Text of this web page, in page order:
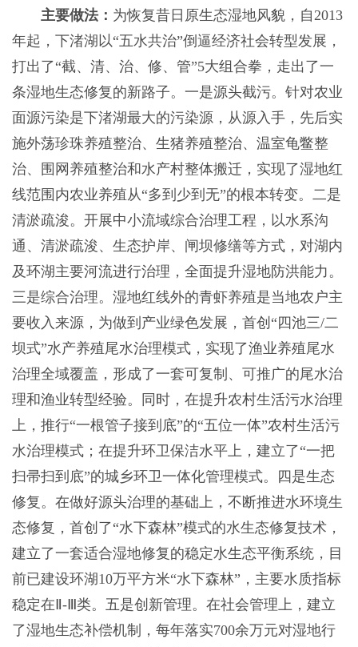
主要做法： 为恢复昔日原生态湿地风貌，自2013
年起，下渚湖以“五水共治”倒逼经济社会转型发展，
打出了“截、清、治、修、管”5大组合拳，走出了一
条湿地生态修复的新路子。一是源头截污。针对农业
面源污染是下渚湖最大的污染源，从源入手，先后实
施外荡珍珠养殖整治、生猪养殖整治、温室龟鳖整
治、围网养殖整治和水产村整体搬迁，实现了湿地红
线范围内农业养殖从“多到少到无”的根本转变。二是
清淤疏浚。开展中小流域综合治理工程，以水系沟
通、清淤疏浚、生态护岸、闸坝修缮等方式，对湖内
及环湖主要河流进行治理，全面提升湿地防洪能力。
三是综合治理。湿地红线外的青虾养殖是当地农户主
要收入来源，为做到产业绿色发展，首创“四池三/二
坝式”水产养殖尾水治理模式，实现了渔业养殖尾水
治理全域覆盖，形成了一套可复制、可推广的尾水治
理和渔业转型经验。同时，在提升农村生活污水治理
上，推行“一根管子接到底”的“五位一体”农村生活污
水治理模式；在提升环卫保洁水平上，建立了“一把
扫帚扫到底”的城乡环卫一体化管理模式。四是生态
修复。在做好源头治理的基础上，不断推进水环境生
态修复，首创了“水下森林”模式的水生态修复技术，
建立了一套适合湿地修复的稳定水生态平衡系统，目
前已建设环湖10万平方米“水下森林”，主要水质指标
稳定在Ⅱ-Ⅲ类。五是创新管理。在社会管理上，建立
了湿地生态补偿机制，每年落实700余万元对湿地行